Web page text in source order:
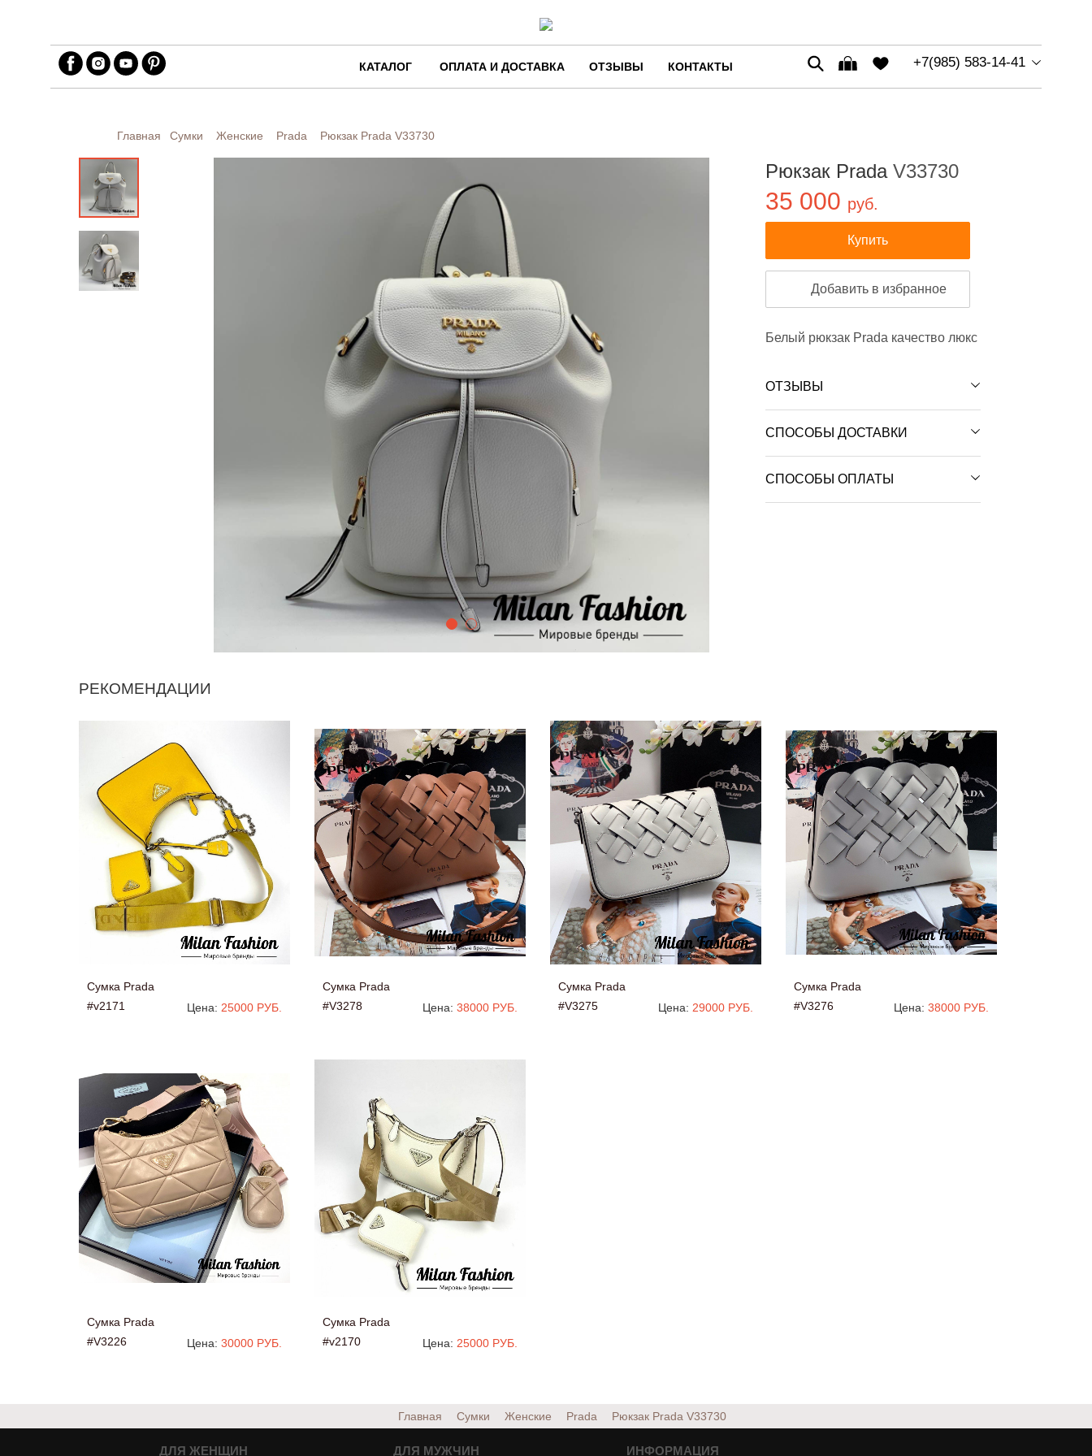
КАТАЛОГ ОПЛАТА И ДОСТАВКА ОТЗЫВЫ КОНТАКТЫ +7(985) 583-14-41
Главная Сумки Женские Prada Рюкзак Prada V33730
Рюкзак Prada V33730
35 000 руб.
Купить
Добавить в избранное
Белый рюкзак Prada качество люкс
ОТЗЫВЫ
СПОСОБЫ ДОСТАВКИ
СПОСОБЫ ОПЛАТЫ
РЕКОМЕНДАЦИИ
Сумка Prada
#v2171
Цена: 25000 РУБ.
Сумка Prada
#V3278
Цена: 38000 РУБ.
Сумка Prada
#V3275
Цена: 29000 РУБ.
Сумка Prada
#V3276
Цена: 38000 РУБ.
Сумка Prada
#V3226
Цена: 30000 РУБ.
Сумка Prada
#v2170
Цена: 25000 РУБ.
Главная Сумки Женские Prada Рюкзак Prada V33730
ДЛЯ ЖЕНЩИН ДЛЯ МУЖЧИН ИНФОРМАЦИЯ